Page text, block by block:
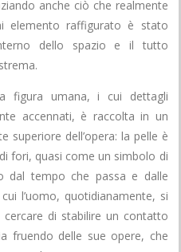
anche ciò che realmente
elemento raffigurato è stato
dello spazio e il tutto
figura umana, i cui dettagli
accennati, è raccolta in un
superiore dell’opera: la pelle è
fori, quasi come un simbolo di
dal tempo che passa e dalle
l’uomo, quotidianamente, si
di stabilire un contatto
fruendo delle sue opere, che